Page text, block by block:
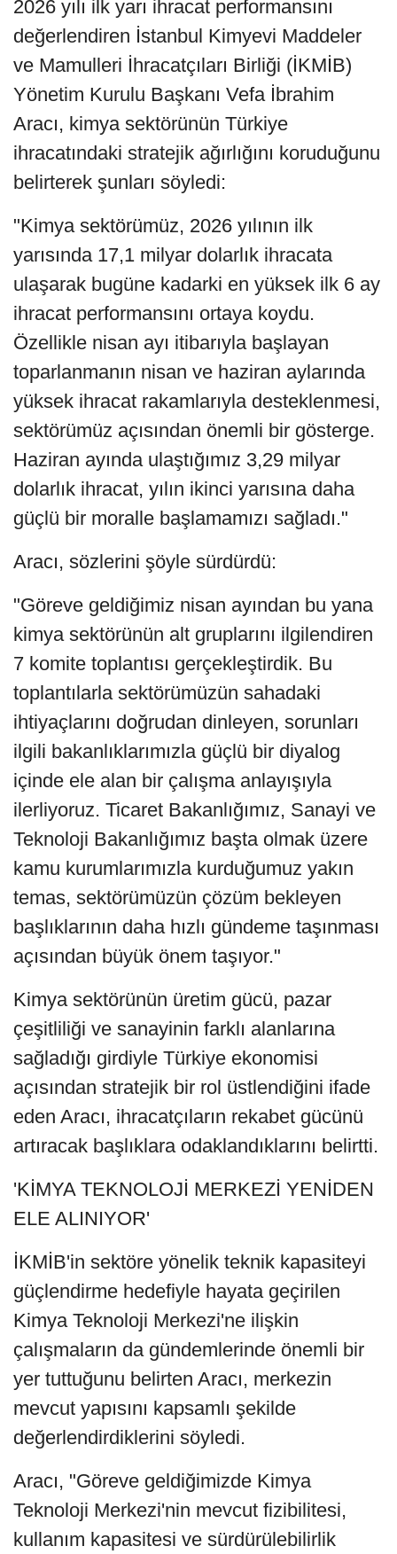
2026 yılı ilk yarı ihracat performansını
değerlendiren İstanbul Kimyevi Maddeler
ve Mamulleri İhracatçıları Birliği (İKMİB)
Yönetim Kurulu Başkanı Vefa İbrahim
Aracı, kimya sektörünün Türkiye
ihracatındaki stratejik ağırlığını koruduğunu
belirterek şunları söyledi:
"Kimya sektörümüz, 2026 yılının ilk
yarısında 17,1 milyar dolarlık ihracata
ulaşarak bugüne kadarki en yüksek ilk 6 ay
ihracat performansını ortaya koydu.
Özellikle nisan ayı itibarıyla başlayan
toparlanmanın nisan ve haziran aylarında
yüksek ihracat rakamlarıyla desteklenmesi,
sektörümüz açısından önemli bir gösterge.
Haziran ayında ulaştığımız 3,29 milyar
dolarlık ihracat, yılın ikinci yarısına daha
güçlü bir moralle başlamamızı sağladı."
Aracı, sözlerini şöyle sürdürdü:
"Göreve geldiğimiz nisan ayından bu yana
kimya sektörünün alt gruplarını ilgilendiren
7 komite toplantısı gerçekleştirdik. Bu
toplantılarla sektörümüzün sahadaki
ihtiyaçlarını doğrudan dinleyen, sorunları
ilgili bakanlıklarımızla güçlü bir diyalog
içinde ele alan bir çalışma anlayışıyla
ilerliyoruz. Ticaret Bakanlığımız, Sanayi ve
Teknoloji Bakanlığımız başta olmak üzere
kamu kurumlarımızla kurduğumuz yakın
temas, sektörümüzün çözüm bekleyen
başlıklarının daha hızlı gündeme taşınması
açısından büyük önem taşıyor."
Kimya sektörünün üretim gücü, pazar
çeşitliliği ve sanayinin farklı alanlarına
sağladığı girdiyle Türkiye ekonomisi
açısından stratejik bir rol üstlendiğini ifade
eden Aracı, ihracatçıların rekabet gücünü
artıracak başlıklara odaklandıklarını belirtti.
'KİMYA TEKNOLOJİ MERKEZİ YENİDEN
ELE ALINIYOR'
İKMİB'in sektöre yönelik teknik kapasiteyi
güçlendirme hedefiyle hayata geçirilen
Kimya Teknoloji Merkezi'ne ilişkin
çalışmaların da gündemlerinde önemli bir
yer tuttuğunu belirten Aracı, merkezin
mevcut yapısını kapsamlı şekilde
değerlendirdiklerini söyledi.
Aracı, "Göreve geldiğimizde Kimya
Teknoloji Merkezi'nin mevcut fizibilitesi,
kullanım kapasitesi ve sürdürülebilirlik